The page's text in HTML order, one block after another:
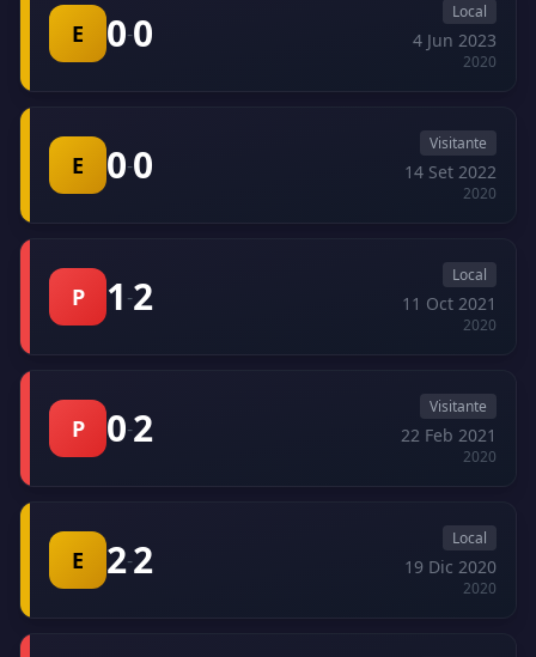
E 0-0 Local
4 Jun 2023
2020
E 0-0 Visitante
14 Set 2022
2020
P 1 -2 Local
11 Oct 2021
2020
P 0-2 Visitante
22 Feb 2021
2020
E 2-2 Local
19 Dic 2020
2020